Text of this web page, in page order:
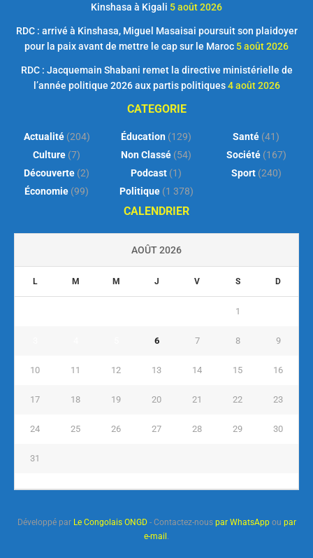
Kinshasa à Kigali 5 août 2026
RDC : arrivé à Kinshasa, Miguel Masaisai poursuit son plaidoyer
pour la paix avant de mettre le cap sur le Maroc 5 août 2026
RDC : Jacquemain Shabani remet la directive ministérielle de
l’année politique 2026 aux partis politiques 4 août 2026
CATEGORIE
Actualité(204)
Culture (7)
Découverte (2)
Économie (99)
Éducation (129)
Non Classé (54)
Podcast (1)
Politique(1 378)
Santé (41)
Société(167)
Sport(240)
CALENDRIER
AOÛT 2026
L M M J V S D
1
6 7 8 9
10 11 12 13 14 15 16
17 18 19 20 21 22 23
24 25 26 27 28 29 30
31
Développé par Le Congolais ONGD- Contactez-nous par WhatsAppou par
e-mail.